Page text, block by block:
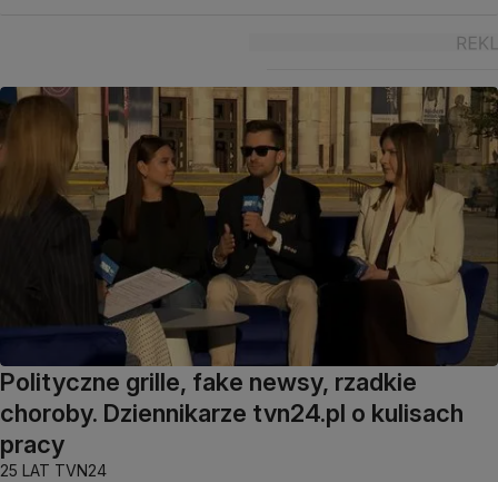
Polityczne grille, fake newsy, rzadkie
choroby. Dziennikarze tvn24.pl o kulisach
pracy
25 LAT TVN24